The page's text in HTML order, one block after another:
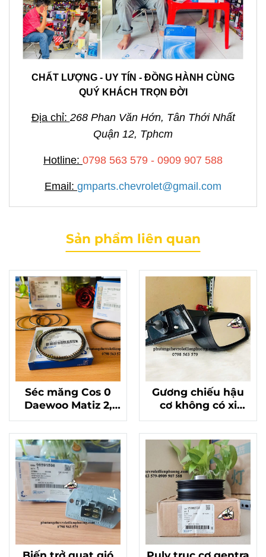
CHẤT LƯỢNG - UY TÍN - ĐỒNG HÀNH CÙNG
QUÝ KHÁCH TRỌN ĐỜI
Địa chỉ: 268 Phan Văn Hớn, Tân Thới Nhất
Quận 12, Tphcm
Hotline: 0798 563 579 - 0909 907 588
Email: gmparts.chevrolet@gmail.com
Sản phẩm liên quan
Séc măng Cos 0
Daewoo Matiz 2,
Spark chính hãng
96325192
Gương chiếu hậu
cơ không có xi
nhan chevrolet
spark m300,matiz
4 chính hãng
95016086